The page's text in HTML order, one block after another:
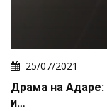
25/07/2021
Драма на
и…